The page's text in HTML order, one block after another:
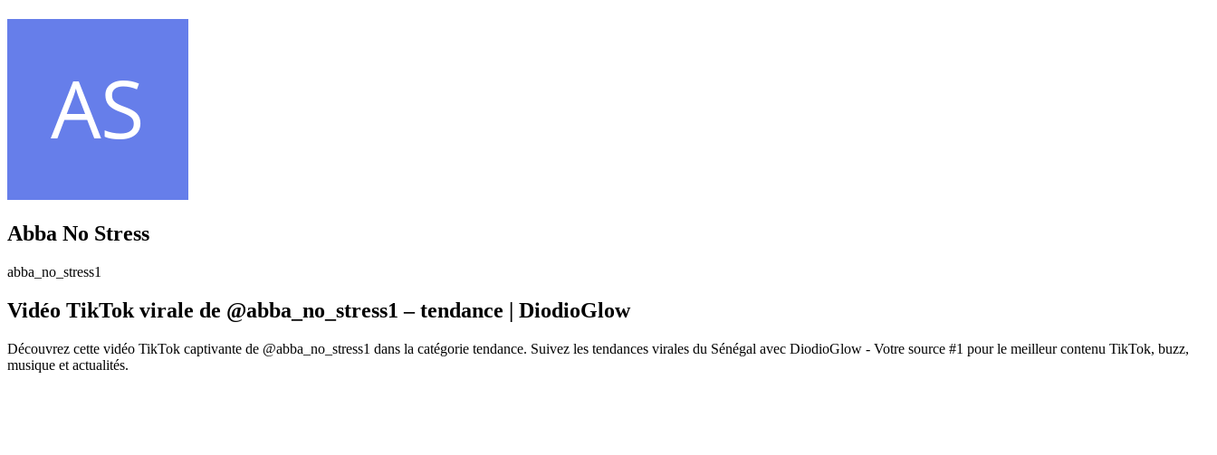
Abba No Stress
abba_no_stress1
Vidéo TikTok virale de @abba_no_stress1 – tendance | DiodioGlow
Découvrez cette vidéo TikTok captivante de @abba_no_stress1 dans la catégorie tendance. Suivez les tendances virales du Sénégal avec DiodioGlow - Votre source #1 pour le meilleur contenu TikTok, buzz,
musique et actualités.